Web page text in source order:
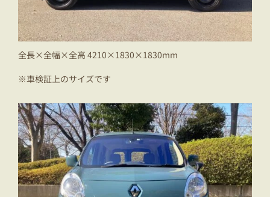
全長×全幅×全高 4210×1830×1830mm
※車検証上のサイズです